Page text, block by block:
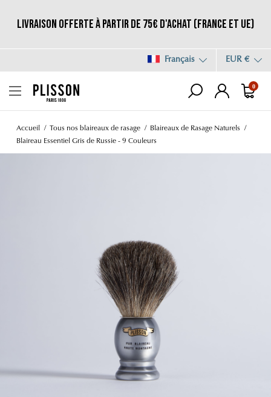
Livraison offerte à partir de 75€ d'achat (France et UE)
Français EUR €
0
Accueil Tous nos blaireaux de rasage
Blaireaux de Rasage Naturels
Blaireau Essentiel Gris de Russie - 9 Couleurs